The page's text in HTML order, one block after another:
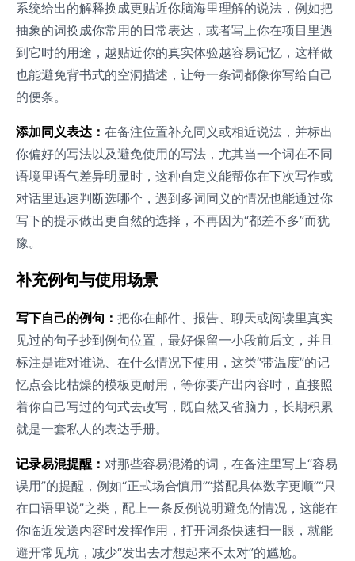
系统给出的解释换成更贴近你脑海里理解的说法，例如把
抽象的词换成你常用的日常表达，或者写上你在项目里遇
到它时的用途，越贴近你的真实体验越容易记忆，这样做
也能避免背书式的空洞描述，让每一条词都像你写给自己
的便条。
添加同义表达： 在备注位置补充同义或相近说法，并标出
你偏好的写法以及避免使用的写法，尤其当一个词在不同
语境里语气差异明显时，这种自定义能帮你在下次写作或
对话里迅速判断选哪个，遇到多词同义的情况也能通过你
写下的提示做出更自然的选择，不再因为“都差不多”而犹
豫。
补充例句与使用场景
写下自己的例句： 把你在邮件、报告、聊天或阅读里真实
见过的句子抄到例句位置，最好保留一小段前后文，并且
标注是谁对谁说、在什么情况下使用，这类“带温度”的记
忆点会比枯燥的模板更耐用，等你要产出内容时，直接照
着你自己写过的句式去改写，既自然又省脑力，长期积累
就是一套私人的表达手册。
记录易混提醒： 对那些容易混淆的词，在备注里写上“容易
误用”的提醒，例如“正式场合慎用”“搭配具体数字更顺”“只
在口语里说”之类，配上一条反例说明避免的情况，这能在
你临近发送内容时发挥作用，打开词条快速扫一眼，就能
避开常见坑，减少“发出去才想起来不太对”的尴尬。